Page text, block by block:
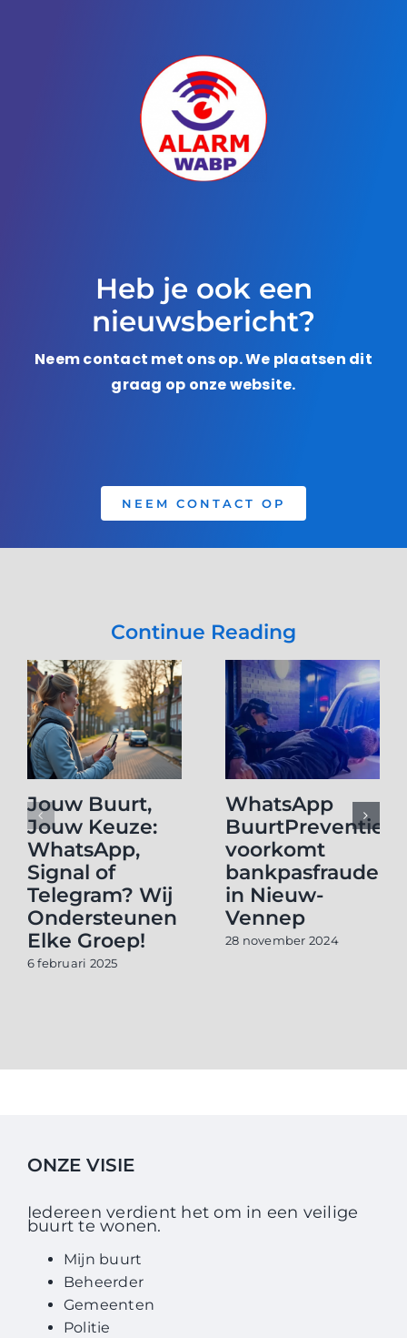
Heb je ook een
nieuwsbericht?
Neem contact met ons op. We plaatsen dit
graag op onze website.
NEEM CONTACT OP
Continue Reading
Jouw Buurt,
Jouw Keuze:
WhatsApp,
Signal of
Telegram? Wij
Ondersteunen
Elke Groep!
6 februari 2025
WhatsApp
BuurtPreventie
voorkomt
bankpasfraude
in Nieuw-
Vennep
28 november 2024
ONZE VISIE
Iedereen verdient het om in een veilige
buurt te wonen.
Mijn buurt
Beheerder
Gemeenten
Politie